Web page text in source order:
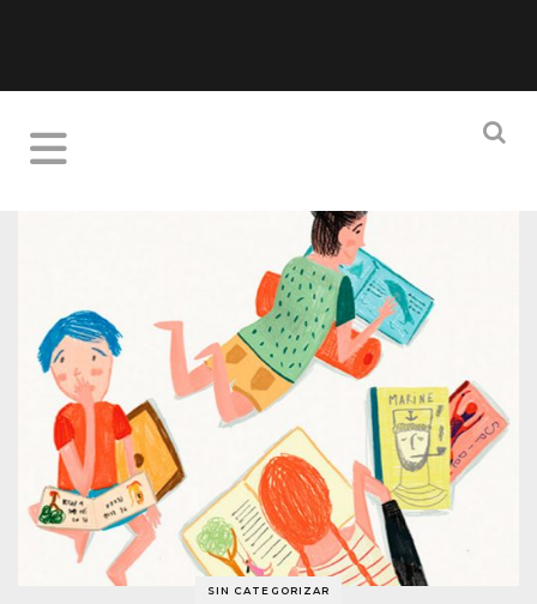
SIN CATEGORIZAR